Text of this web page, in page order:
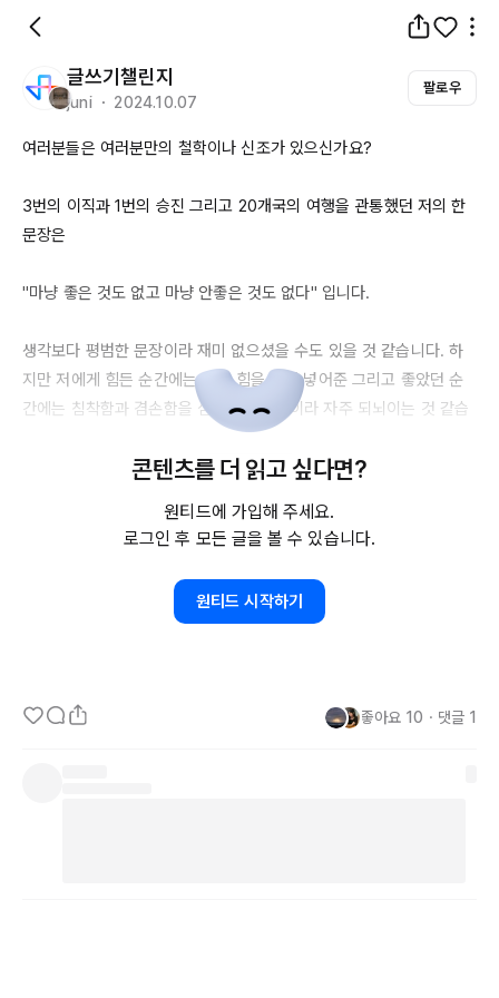
글쓰기챌린지
juni ・ 2024.10.07
팔로우
여러분들은 여러분만의 철학이나 신조가 있으신가요?
3번의 이직과 1번의 승진 그리고 20개국의 여행을 관통했던 저의 한
문장은
"마냥 좋은 것도 없고 마냥 안좋은 것도 없다" 입니다.
생각보다 평범한 문장이라 재미 없으셨을 수도 있을 것 같습니다. 하
지만 저에게 힘든 순간에는 버틸 힘을 불어 넣어준 그리고 좋았던 순
간에는 침착함과 겸손함을 심어주는 문장이라 자주 되뇌이는 것 같습
첫 번째는 여행 이었습니다. 여행은 많은 사람들에게 선물 같은 시간
을 연상 시키는 것 같습니다. 하지만 여러분들은 느끼셨겠지만 여행이
라고 모든 순간이 좋지 않습니다. 심지어 돈을 많이 쓰고 내가 선택한
여행인데도 좋지 않을 때가 많습니다. 대신 그럼에도 불구하고 예상치
두번째, 스타트업으로의 이직입니다. 스타트업으로 이직하며 20%에
콘텐츠를 더 읽고 싶다면?
원티드에 가입해 주세요.
로그인 후 모든 글을 볼 수 있습니다.
원티드 시작하기
좋아요 10 ・ 댓글 1